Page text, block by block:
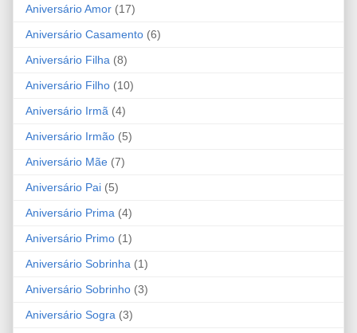
Aniversário Amor (17)
Aniversário Casamento (6)
Aniversário Filha (8)
Aniversário Filho (10)
Aniversário Irmã (4)
Aniversário Irmão (5)
Aniversário Mãe (7)
Aniversário Pai (5)
Aniversário Prima (4)
Aniversário Primo (1)
Aniversário Sobrinha (1)
Aniversário Sobrinho (3)
Aniversário Sogra (3)